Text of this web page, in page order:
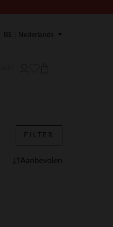
BE | Nederlands
FILTER
Aanbevolen